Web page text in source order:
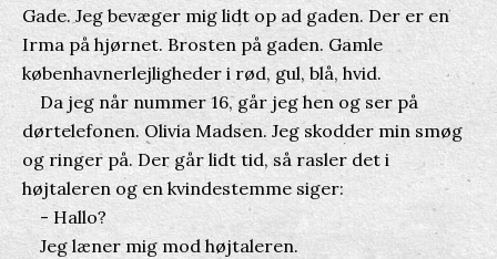
Gade. Jeg bevæger mig lidt op ad gaden. Der er en
Irma på hjørnet. Brosten på gaden. Gamle
københavnerlejligheder i rød, gul, blå, hvid.
Da jeg når nummer 16, går jeg hen og ser på
dørtelefonen. Olivia Madsen. Jeg skodder min smøg
og ringer på. Der går lidt tid, så rasler det i
højtaleren og en kvindestemme siger:
- Hallo?
Jeg læner mig mod højtaleren.